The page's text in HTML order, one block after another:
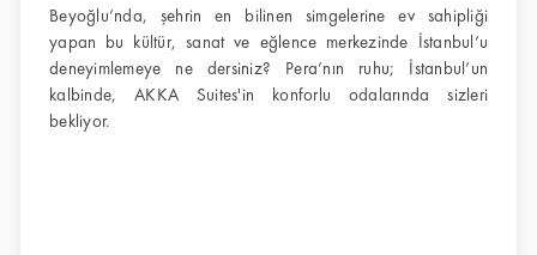
Beyoğlu’nda, şehrin en bilinen simgelerine ev sahipliği
yapan bu kültür, sanat ve eğlence merkezinde İstanbul’u
deneyimlemeye ne dersiniz? Pera’nın ruhu; İstanbul’un
kalbinde, AKKA Suites'in konforlu odalarında sizleri
bekliyor.